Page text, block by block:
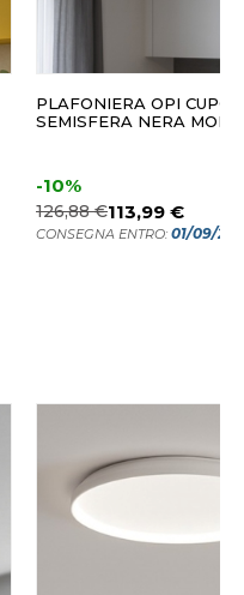
PLAFONIERA OPI
SEMISFERA NERA
-10%
126,88 €113,99 €
CONSEGNA ENTRO: 01/09/